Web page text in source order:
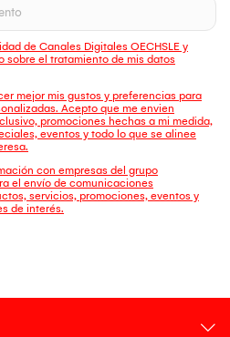
de Canales Digitales OECHSLE y
sobre el tratamiento de mis datos
mejor mis gustos y preferencias para
Acepto que me envien
promociones hechas a mi medida,
eventos y todo lo que se alinee
con empresas del grupo
el envío de comunicaciones
servicios, promociones, eventos y
de interés.